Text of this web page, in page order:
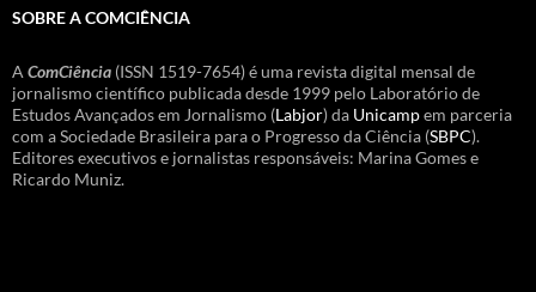
SOBRE A COMCIÊNCIA
A ComCiência (ISSN 1519-7654) é uma revista digital mensal de
jornalismo científico publicada desde 1999 pelo Laboratório de
Estudos Avançados em Jornalismo (Labjor) da Unicampem parceria
com a Sociedade Brasileira para o Progresso da Ciência (SBPC).
Editores executivos e jornalistas responsáveis: Marina Gomes e
Ricardo Muniz.